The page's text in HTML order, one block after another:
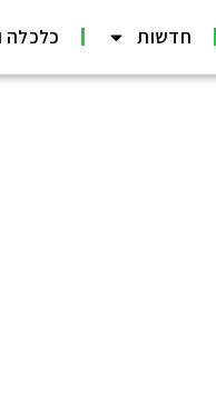
חדשות כלכלה